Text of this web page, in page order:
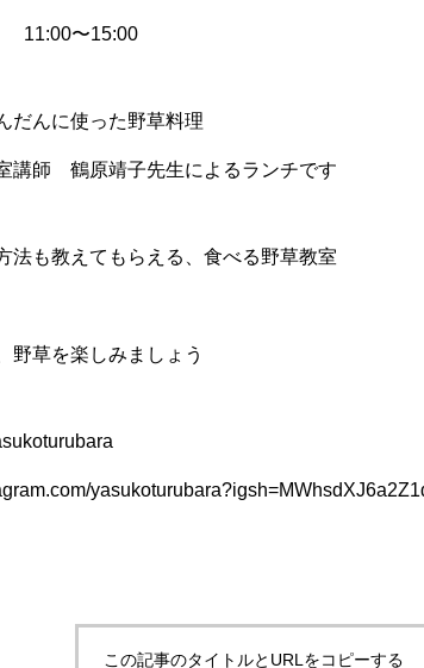
11:00〜15:00
だんに使った野草料理
講師 鶴原靖子先生によるランチです
法も教えてもらえる、食べる野草教室
野草を楽しみましょう
この記事のタイトルとURLをコピーする